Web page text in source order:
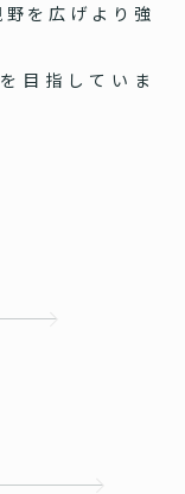
を広げより強
目指していま